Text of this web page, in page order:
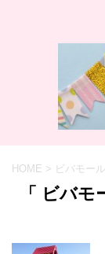
HOME > ビバモー
「 ビバ